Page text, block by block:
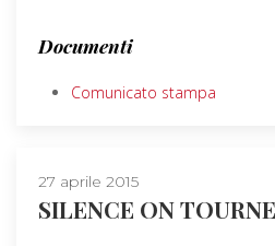
Documenti
Comunicato stampa
27 aprile 2015
SILENCE ON